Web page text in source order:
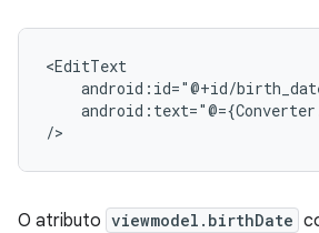
O atributo viewmodel.birthDate